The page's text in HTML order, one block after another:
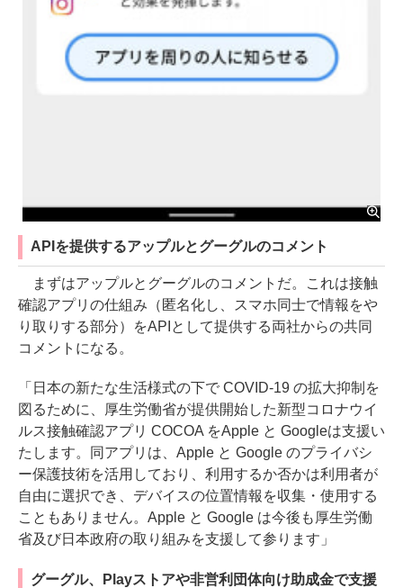
APIを提供するアップルとグーグルのコメント
まずはアップルとグーグルのコメントだ。これは接触
確認アプリの仕組み（匿名化し、スマホ同士で情報をや
り取りする部分）をAPIとして提供する両社からの共同
コメントになる。
「日本の新たな生活様式の下で COVID-19 の拡大抑制を
図るために、厚生労働省が提供開始した新型コロナウイ
ルス接触確認アプリ COCOA をApple と Googleは支援い
たします。同アプリは、Apple と Google のプライバシ
ー保護技術を活用しており、利用するか否かは利用者が
自由に選択でき、デバイスの位置情報を収集・使用する
こともありません。Apple と Google は今後も厚生労働
省及び日本政府の取り組みを支援して参ります」
グーグル、Playストアや非営利団体向け助成金で支援